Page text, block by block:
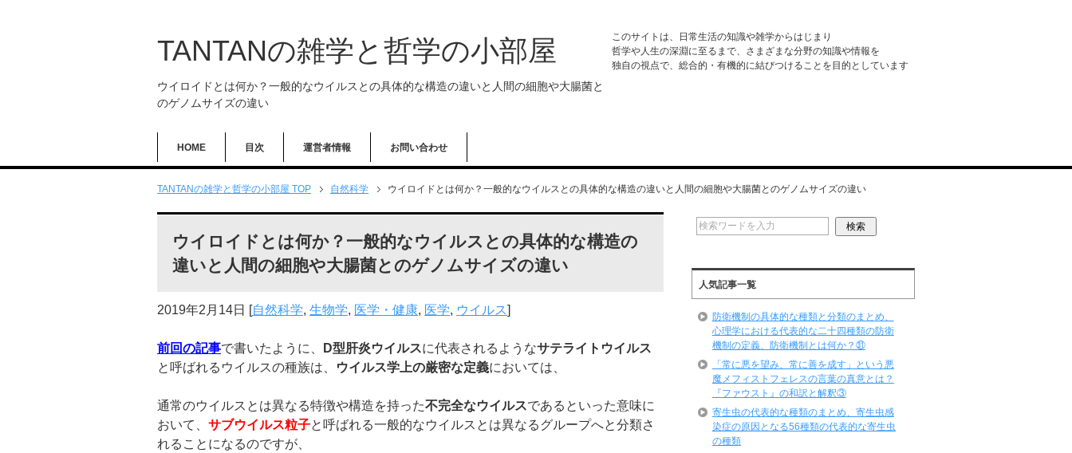
TANTANの雑学と哲学の小部屋
ウイロイドとは何か？一般的なウイルスとの具体的な構造の違いと人間の細胞や大腸菌と
のゲノムサイズの違い
このサイトは、日常生活の知識や雑学からはじまり
哲学や人生の深淵に至るまで、さまざまな分野の知識や情報を
独自の視点で、総合的・有機的に結びつけることを目的としています
HOME 目次 運営者情報 お問い合わせ
TANTANの雑学と哲学の小部屋 TOP 自然科学 ウイロイドとは何か？一般的なウイルスとの具体的な構造の違いと人間の細胞や大腸菌とのゲノムサイズの違い
ウイロイドとは何か？一般的なウイルスとの具体的な構造の
違いと人間の細胞や大腸菌とのゲノムサイズの違い
2019年2月14日 [自然科学, 生物学, 医学・健康, 医学, ウイルス]
前回の記事で書いたように、 D型肝炎ウイルスに代表されるようなサテライトウイルス
と呼ばれるウイルスの種族は、
ウイルス学上の厳密な定義においては、
通常のウイルスとは異なる特徴や構造を持った不完全なウイルスであるといった意味に
おいて、 サブウイルス粒子と呼ばれる一般的なウイルスとは異なるグループへと分類さ
れることになるのですが、
人気記事一覧
防衛機制の具体的な種類と分類のまとめ、
心理学における代表的な二十四種類の防衛
機制の定義、防衛機制とは何か？㉛
「常に悪を望み、常に善を成す」という悪
魔メフィストフェレスの言葉の真意とは？
『ファウスト』の和訳と解釈③
寄生虫の代表的な種類のまとめ、寄生虫感
染症の原因となる56種類の代表的な寄生虫
の種類